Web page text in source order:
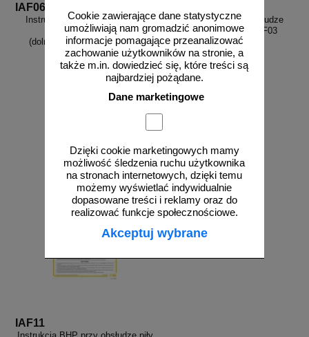
Cookie zawierające dane statystyczne
umożliwiają nam gromadzić anonimowe
informacje pomagające przeanalizować
zachowanie użytkowników na stronie, a
także m.in. dowiedzieć się, które treści są
najbardziej pożądane.
Dane marketingowe
Dzięki cookie marketingowych mamy
możliwość śledzenia ruchu użytkownika
na stronach internetowych, dzięki temu
możemy wyświetlać indywidualnie
dopasowane treści i reklamy oraz do
realizować funkcje społecznościowe.
Akceptuj wybrane
IAF06
Instrukcja BHP przy obsłudze
frezarki do drewna
(dolnowrzecionowej) - IAF06
Instrukcja BHP przy obsłudze
szlifierki taśmowej - IAF03
IAF11